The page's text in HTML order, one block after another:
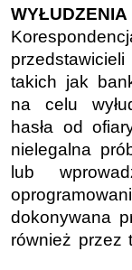
WYŁUDZENIA
takich jak
na celu
hasła od
nielegalna
lub
dokonywana
również przez